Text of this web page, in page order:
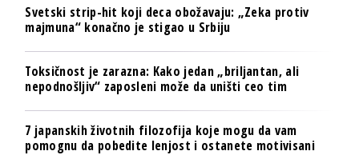
Svetski strip-hit koji deca obožavaju: „Zeka protiv
majmuna“ konačno je stigao u Srbiju
Toksičnost je zarazna: Kako jedan „briljantan, ali
nepodnošljiv“ zaposleni može da uništi ceo tim
7 japanskih životnih filozofija koje mogu da vam
pomognu da pobedite lenjost i ostanete motivisani